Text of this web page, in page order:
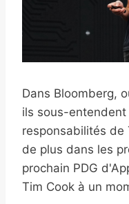
Dans Bloomberg,
ils sous-
responsabilités de
de plus dans les
prochain PDG
Tim Cook à un